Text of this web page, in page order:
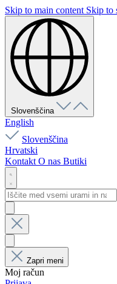
Skip to main content Skip to
Slovenščina
English
Slovenščina
Hrvatski
Kontakt O nas Butiki
Zapri meni
Moj račun